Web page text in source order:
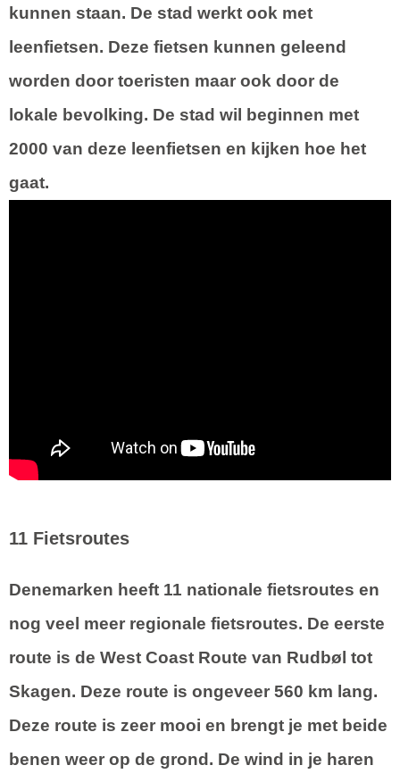
kunnen staan. De stad werkt ook met
leenfietsen. Deze fietsen kunnen geleend
worden door toeristen maar ook door de
lokale bevolking. De stad wil beginnen met
2000 van deze leenfietsen en kijken hoe het
gaat.
11 Fietsroutes
Denemarken heeft 11 nationale fietsroutes en
nog veel meer regionale fietsroutes. De eerste
route is de West Coast Route van Rudbøl tot
Skagen. Deze route is ongeveer 560 km lang.
Deze route is zeer mooi en brengt je met beide
benen weer op de grond. De wind in je haren